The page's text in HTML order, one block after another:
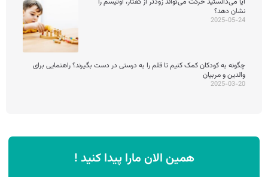
نشان دهد؟
2025-05-24
چگونه به کودکان کمک کنیم تا قلم را به درستی در دست بگیرند؟ راهنمایی برای
والدین و مربیان
2025-03-20
همین الان مارا پیدا کنید !